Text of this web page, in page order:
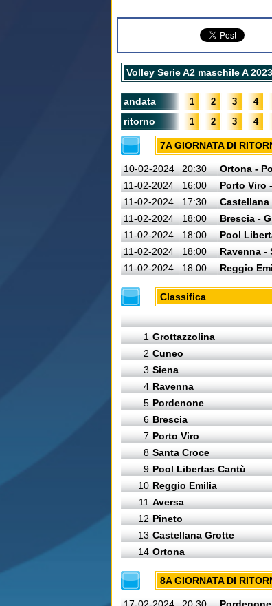
Volley Serie A2 maschile A
andata 1 2 3 4
ritorno 1 2 3 4
7A GIORNATA DI
10-02-2024 20:30 Ortona -
11-02-2024
16:00 Porto Viro
11-02-2024
17:30 Castellana
11-02-2024
18:00 Brescia -
11-02-2024
18:00 Pool
11-02-2024
18:00 Ravenna -
11-02-2024
18:00 Reggio
Classifica
1 Grottazzolina
2 Cuneo
3 Siena
4 Ravenna
5 Pordenone
6 Brescia
7 Porto Viro
8 Santa Croce
9 Pool Libertas Cantù
10 Reggio Emilia
11 Aversa
12 Pineto
13 Castellana Grotte
14 Ortona
8A GIORNATA DI